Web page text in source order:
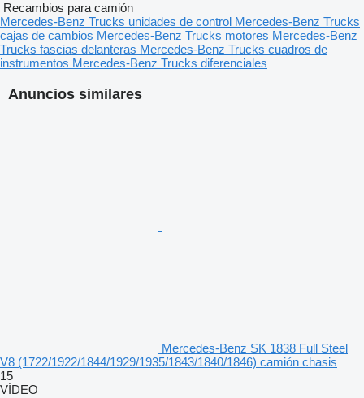
Anuncios similares
Mercedes-Benz SK 1838 Full Steel
V8 (1722/1922/1844/1929/1935/1843/1840/1846) camión chasis
15
VÍDEO
Recambios para camión
Mercedes-Benz Trucks unidades de control Mercedes-Benz Trucks
cajas de cambios Mercedes-Benz Trucks motores Mercedes-Benz
Trucks fascias delanteras Mercedes-Benz Trucks cuadros de
instrumentos Mercedes-Benz Trucks diferenciales